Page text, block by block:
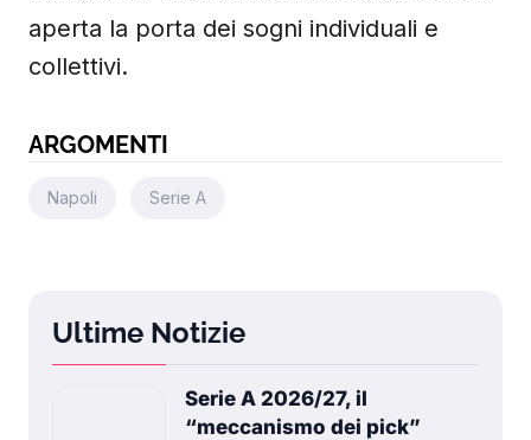
aperta la porta dei sogni individuali e
collettivi.
ARGOMENTI
Napoli Serie A
Ultime Notizie
Serie A 2026/27, il
“meccanismo dei pick”